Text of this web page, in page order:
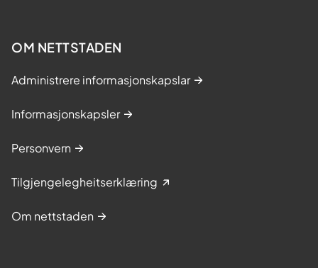
OM NETTSTADEN
Administrere informasjonskapslar
Informasjonskapsler
Personvern
Tilgjengelegheitserklæring
Om nettstaden